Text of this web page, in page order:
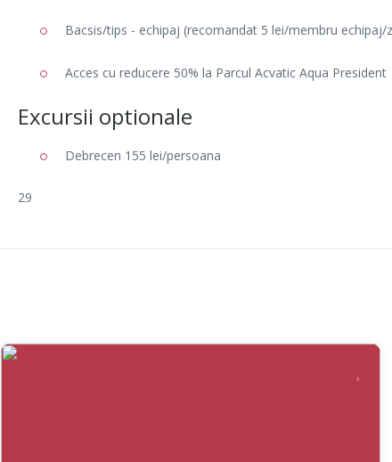
Bacsis/tips - echipaj (recomandat 5 lei/membru
Acces cu reducere 50% la Parcul Acvatic Aqua President
Excursii optionale
Debrecen 155 lei/persoana
29